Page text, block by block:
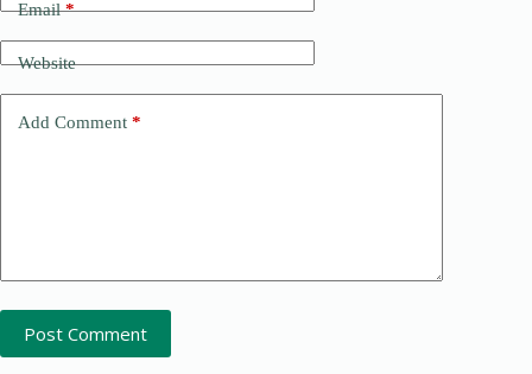
Email*
Website
Add Comment *
Post Comment